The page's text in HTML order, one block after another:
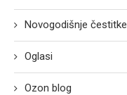
Novogodišnje čestitke
Oglasi
Ozon blog